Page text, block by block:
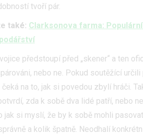
tvoří pár.
také: Clarksonova farma:
předstoupí před „skener“ a ten
nebo ne. Pokud soutěžící
čeká na to, jak si povedou zbylí hráči.
zda k sobě dva lidé patří, nebo
jak si myslí, že by k sobě mohli
a kolik špatně. Neodhalí